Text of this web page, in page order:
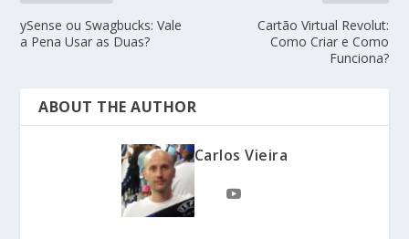
ySense ou Swagbucks: Vale
a Pena Usar as Duas?
Cartão Virtual Revolut:
Como Criar e Como
Funciona?
ABOUT THE AUTHOR
Carlos Vieira